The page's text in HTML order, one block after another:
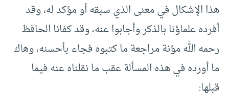
هذا الإشكال في معنى الذي سبقه أو مؤكد له، وقد
أفرده علماؤنا بالذكر وأجابوا عنه، وقد كفانا الحافظ
رحمه الله مؤنة مراجعة ما كتبوه فجاء بأحسنه، وهاك
ما أورده في هذه المسألة عقب ما نقلناه عنه فيما
قبلها: